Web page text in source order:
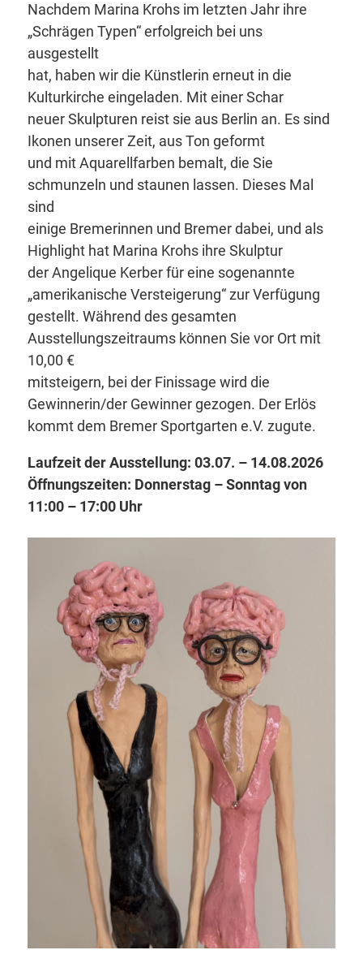
Nachdem Marina Krohs im letzten Jahr ihre
„Schrägen Typen“ erfolgreich bei uns
ausgestellt
hat, haben wir die Künstlerin erneut in die
Kulturkirche eingeladen. Mit einer Schar
neuer Skulpturen reist sie aus Berlin an. Es sind
Ikonen unserer Zeit, aus Ton geformt
und mit Aquarellfarben bemalt, die Sie
schmunzeln und staunen lassen. Dieses Mal
sind
einige Bremerinnen und Bremer dabei, und als
Highlight hat Marina Krohs ihre Skulptur
der Angelique Kerber für eine sogenannte
„amerikanische Versteigerung“ zur Verfügung
gestellt. Während des gesamten
Ausstellungszeitraums können Sie vor Ort mit
10,00 €
mitsteigern, bei der Finissage wird die
Gewinnerin/der Gewinner gezogen. Der Erlös
kommt dem Bremer Sportgarten e.V. zugute.
Laufzeit der Ausstellung: 03.07. – 14.08.2026
Öffnungszeiten: Donnerstag – Sonntag von
11:00 – 17:00 Uhr